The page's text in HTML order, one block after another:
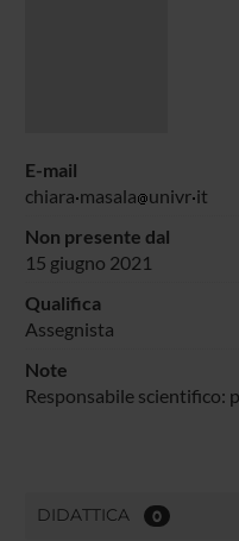
E-mail
chiara masala univr it
Non presente dal
15 giugno 2021
Qualifica
Assegnista
Note
Responsabile scientifico:
DIDATTICA 0